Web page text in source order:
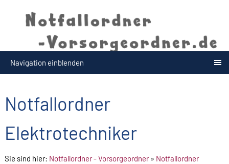
Navigation einblenden
Notfallordner
Elektrotechniker
Sie sind hier: Notfallordner - Vorsorgeordner» Notfallordner